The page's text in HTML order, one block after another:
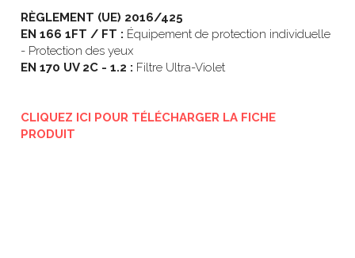
RÈGLEMENT (UE) 2016/425
EN 166 1FT / FT : Équipement de protection individuelle
- Protection des yeux
EN 170 UV 2C - 1.2 : Filtre Ultra-Violet
CLIQUEZ ICI POUR TÉLÉCHARGER LA FICHE
PRODUIT